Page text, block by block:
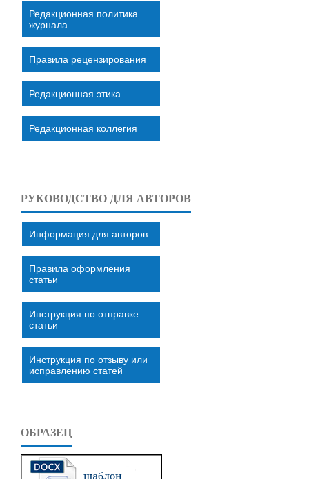
Редакционная политика
журнала
Правила рецензирования
Редакционная этика
Редакционная коллегия
РУКОВОДСТВО ДЛЯ АВТОРОВ
Информация для авторов
Правила оформления
статьи
Инструкция по отправке
статьи
Инструкция по отзыву или
исправлению статей
ОБРАЗЕЦ